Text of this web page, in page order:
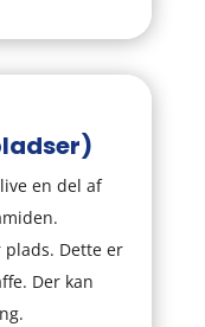
en del af
plads. Dette er
Der kan